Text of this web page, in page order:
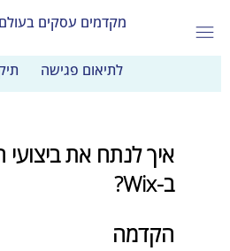
מקדמים עסקים
לתיאום פגישה
איך לנתח את
ב-Wix?
הקדמה